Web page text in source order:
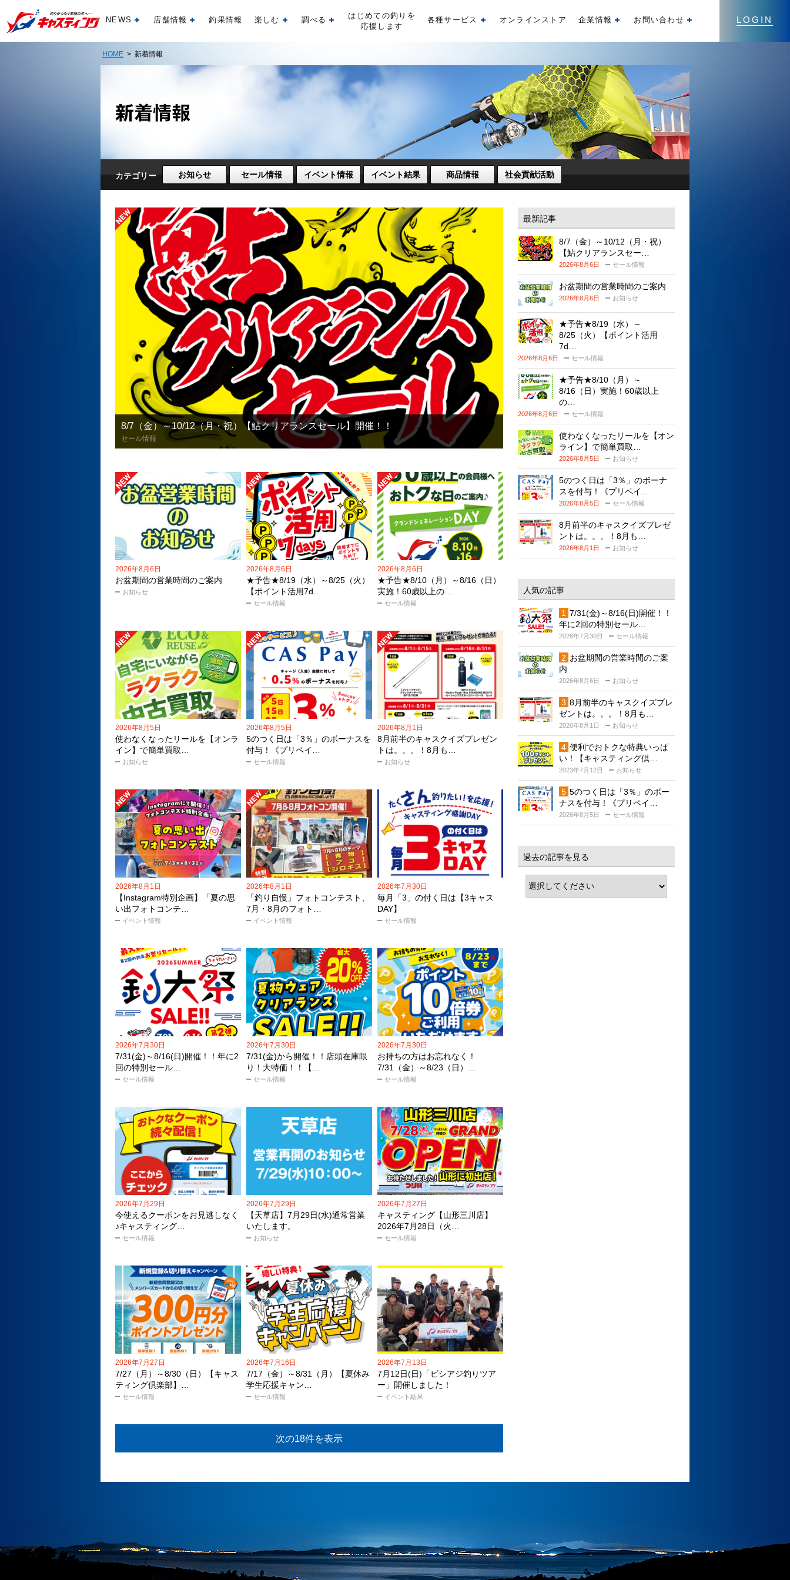
LOGIN
NEWS 開く店舗情報 開く釣果情報 楽しむ 開く調べる 開く
はじめての釣りを
応援します
各種サービス 開くオンラインストア 企業情報 開くお問い合わせ
HOME > 新着情報
カテゴリー お知らせ セール情報 イベント情報 イベント結果 商品情報 社会貢献活動
8/7（金）～10/12（月・祝）【鮎クリアランスセール】開催！！
セール情報
2026年8月6日
お盆期間の営業時間のご案内
お知らせ
2026年8月6日
★予告★8/19（水）～8/25（火）
【ポイント活用7d…
セール情報
2026年8月6日
★予告★8/10（月）～8/16（日）
実施！60歳以上の…
セール情報
2026年8月5日
使わなくなったリールを【オンラ
イン】で簡単買取…
お知らせ
2026年8月5日
5のつく日は「3％」のボーナスを
付与！《プリペイ…
セール情報
2026年8月1日
8月前半のキャスクイズプレゼン
トは。。。！8月も…
お知らせ
2026年8月1日
【Instagram特別企画】「夏の思
い出フォトコンテ…
イベント情報
2026年8月1日
「釣り自慢」フォトコンテスト、
7月・8月のフォト…
イベント情報
2026年7月30日
毎月「3」の付く日は【3キャス
DAY】
セール情報
2026年7月30日
7/31(金)～8/16(日)開催！！年に2
回の特別セール…
セール情報
2026年7月30日
7/31(金)から開催！！店頭在庫限
り！大特価！！【…
セール情報
2026年7月30日
お持ちの方はお忘れなく！
7/31（金）～8/23（日）…
セール情報
2026年7月29日
今使えるクーポンをお見逃しなく
♪キャスティング…
セール情報
2026年7月29日
【天草店】7月29日(水)通常営業
いたします。
お知らせ
2026年7月27日
キャスティング【山形三川店】
2026年7月28日（火…
セール情報
2026年7月27日
7/27（月）～8/30（日）【キャス
ティング倶楽部】…
セール情報
2026年7月16日
7/17（金）～8/31（月）【夏休み
学生応援キャン…
セール情報
2026年7月13日
7月12日(日)「ビシアジ釣りツア
ー」開催しました！
イベント結果
次の18件を表示
最新記事
8/7（金）～10/12（月・祝）
【鮎クリアランスセー…
2026年8月6日 セール情報
お盆期間の営業時間のご案内
2026年8月6日 お知らせ
★予告★8/19（水）～
8/25（火）【ポイント活用
7d…
2026年8月6日 セール情報
★予告★8/10（月）～
8/16（日）実施！60歳以上
の…
2026年8月6日 セール情報
使わなくなったリールを【オン
ライン】で簡単買取…
2026年8月5日 お知らせ
5のつく日は「3％」のボーナ
スを付与！《プリペイ…
2026年8月5日 セール情報
8月前半のキャスクイズプレゼ
ントは。。。！8月も…
2026年8月1日 お知らせ
人気の記事
7/31(金)～8/16(日)開催！！
年に2回の特別セール…
2026年7月30日 セール情報
お盆期間の営業時間のご案
内
2026年8月6日 お知らせ
8月前半のキャスクイズプレ
ゼントは。。。！8月も…
2026年8月1日 お知らせ
便利でおトクな特典いっぱ
い！【キャスティング倶…
2023年7月12日 お知らせ
5のつく日は「3％」のボー
ナスを付与！《プリペイ…
2026年8月5日 セール情報
過去の記事を見る